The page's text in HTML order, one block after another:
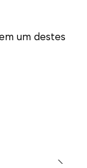
um destes